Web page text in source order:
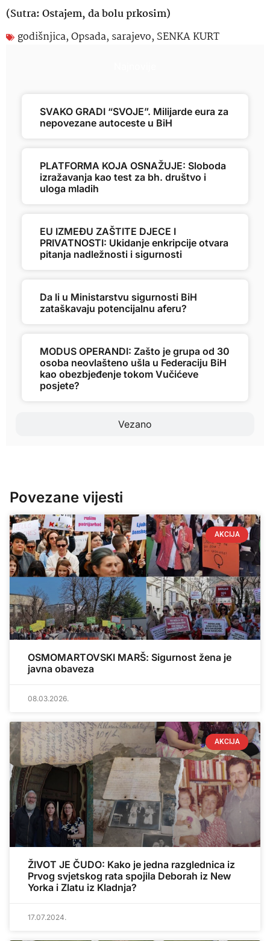
(Sutra: Ostajem, da bolu prkosim)
godišnjica,Opsada, sarajevo, SENKA KURT
Vezano
SVAKO GRADI “SVOJE”. Milijarde eura za
nepovezane autoceste u BiH
PLATFORMA KOJA OSNAŽUJE: Sloboda
izražavanja kao test za bh. društvo i
uloga mladih
EU IZMEĐU ZAŠTITE DJECE I
PRIVATNOSTI: Ukidanje enkripcije otvara
pitanja nadležnosti i sigurnosti
Da li u Ministarstvu sigurnosti BiH
zataškavaju potencijalnu aferu?
MODUS OPERANDI: Zašto je grupa od 30
osoba neovlašteno ušla u Federaciju BiH
kao obezbjeđenje tokom Vučićeve
posjete?
Povezane vijesti
AKCIJA
OSMOMARTOVSKI MARŠ: Sigurnost žena je
javna obaveza
08.03.2026.
AKCIJA
ŽIVOT JE ČUDO: Kako je jedna razglednica iz
Prvog svjetskog rata spojila Deborah iz New
Yorka i Zlatu iz Kladnja?
17.07.2024.